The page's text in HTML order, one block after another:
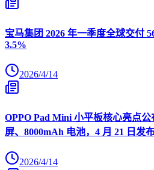
宝马集团 2026 年一季度全球交付
3.5%
2026/4/14
OPPO Pad Mini 小平板核心亮点
屏、8000mAh 电池，4 月 21 日发
2026/4/14